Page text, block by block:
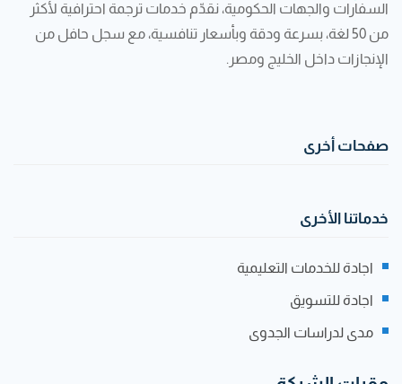
السفارات والجهات الحكومية، نقدّم خدمات ترجمة احترافية لأكثر
من 50 لغة، بسرعة ودقة وبأسعار تنافسية، مع سجل حافل من
الإنجازات داخل الخليج ومصر.
صفحات أخرى
خدماتنا الأخرى
اجادة للخدمات التعليمية
اجادة للتسويق
مدى لدراسات الجدوى